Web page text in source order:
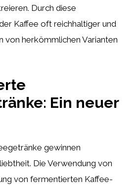
Durch diese
Kaffee oft reichhaltiger und
von herkömmlichen Varianten
Ein neuer
gewinnen
Die Verwendung von
von fermentierten Kaffee-